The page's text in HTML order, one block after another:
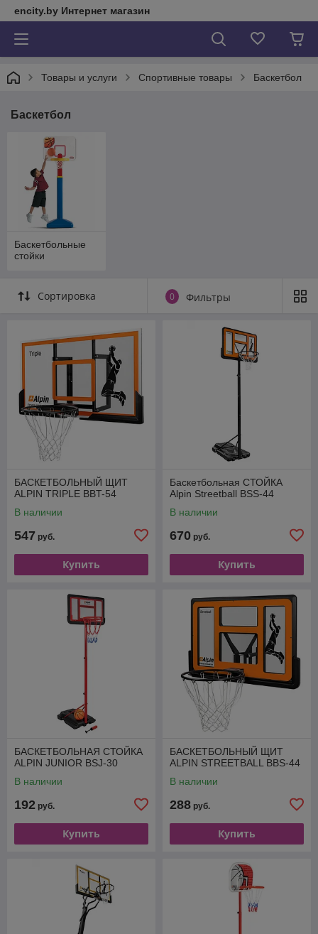
encity.by Интернет магазин
Товары и услуги Спортивные товары Баскетбол
Баскетбол
Баскетбольные
стойки
Сортировка 0 Фильтры
БАСКЕТБОЛЬНЫЙ ЩИТ
ALPIN TRIPLE BBT-54
В наличии
547 руб.
Купить
Баскетбольная СТОЙКА
Alpin Streetball BSS-44
В наличии
670 руб.
Купить
БАСКЕТБОЛЬНАЯ СТОЙКА
ALPIN JUNIOR BSJ-30
В наличии
192 руб.
Купить
БАСКЕТБОЛЬНЫЙ ЩИТ
ALPIN STREETBALL BBS-44
В наличии
288 руб.
Купить